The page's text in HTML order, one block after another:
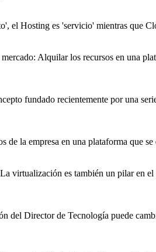
el Hosting es 'servicio' mientras que
Alquilar los recursos en una
fundado recientemente por una
la empresa en una plataforma que
virtualización es también un pilar en
del Director de Tecnología puede